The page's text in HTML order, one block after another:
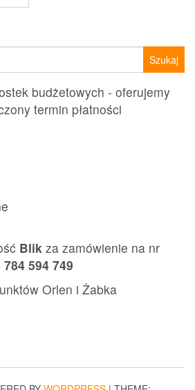
budżetowych - oferujemy
termin płatności
Blik za zamówienie na nr
784 594 749
Orlen i Żabka